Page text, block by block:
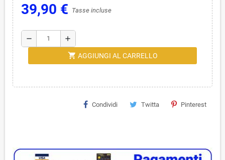
39,90 € Tasse incluse
remove add
shopping_cart AGGIUNGI AL CARRELLO
Condividi Twitta Pinterest